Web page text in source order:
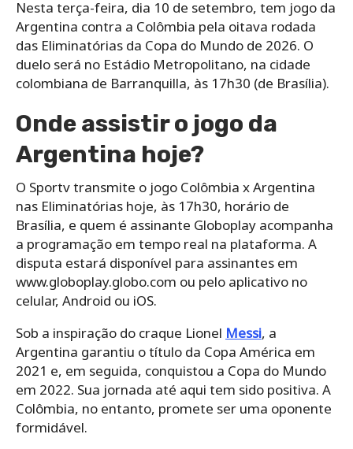
Nesta terça-feira, dia 10 de setembro, tem jogo da
Argentina contra a Colômbia pela oitava rodada
das Eliminatórias da Copa do Mundo de 2026. O
duelo será no Estádio Metropolitano, na cidade
colombiana de Barranquilla, às 17h30 (de Brasília).
Onde assistir o jogo da
Argentina hoje?
O Sportv transmite o jogo Colômbia x Argentina
nas Eliminatórias hoje, às 17h30, horário de
Brasília, e quem é assinante Globoplay acompanha
a programação em tempo real na plataforma. A
disputa estará disponível para assinantes em
www.globoplay.globo.com ou pelo aplicativo no
celular, Android ou iOS.
Sob a inspiração do craque Lionel Messi, a
Argentina garantiu o título da Copa América em
2021 e, em seguida, conquistou a Copa do Mundo
em 2022. Sua jornada até aqui tem sido positiva. A
Colômbia, no entanto, promete ser uma oponente
formidável.